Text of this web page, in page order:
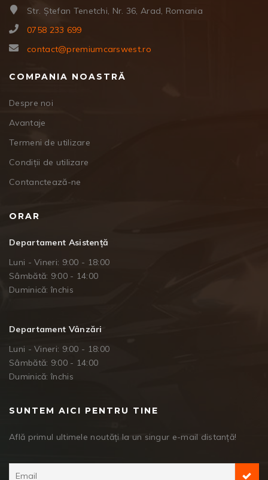
Str. Ștefan Tenetchi, Nr. 36, Arad, Romania
0758 233 699
contact@premiumcarswest.ro
COMPANIA NOASTRĂ
Despre noi
Avantaje
Termeni de utilizare
Condiții de utilizare
Contanctează-ne
ORAR
Departament Asistență
Luni - Vineri: 9:00 - 18:00
Sâmbătă: 9:00 - 14:00
Duminică: închis
Departament Vânzări
Luni - Vineri: 9:00 - 18:00
Sâmbătă: 9:00 - 14:00
Duminică: închis
SUNTEM AICI PENTRU TINE
Află primul ultimele noutăți la un singur e-mail distanță!